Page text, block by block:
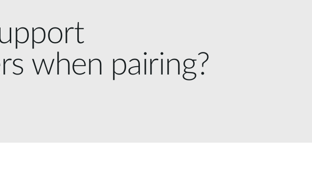
when pairing?